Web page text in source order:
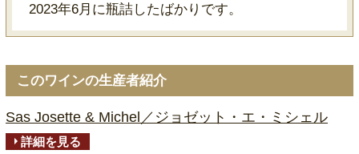
2023年6月に瓶詰したばかりです。
このワインの生産者紹介
Sas Josette & Michel／ジョゼット・エ・ミシェル
詳細を見る